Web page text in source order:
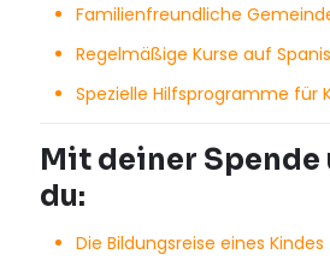
Familienfreundliche
Regelmäßige Kurse auf
Spezielle Hilfsprogramme für
Mit deiner
du:
Die Bildungsreise eines Kindes